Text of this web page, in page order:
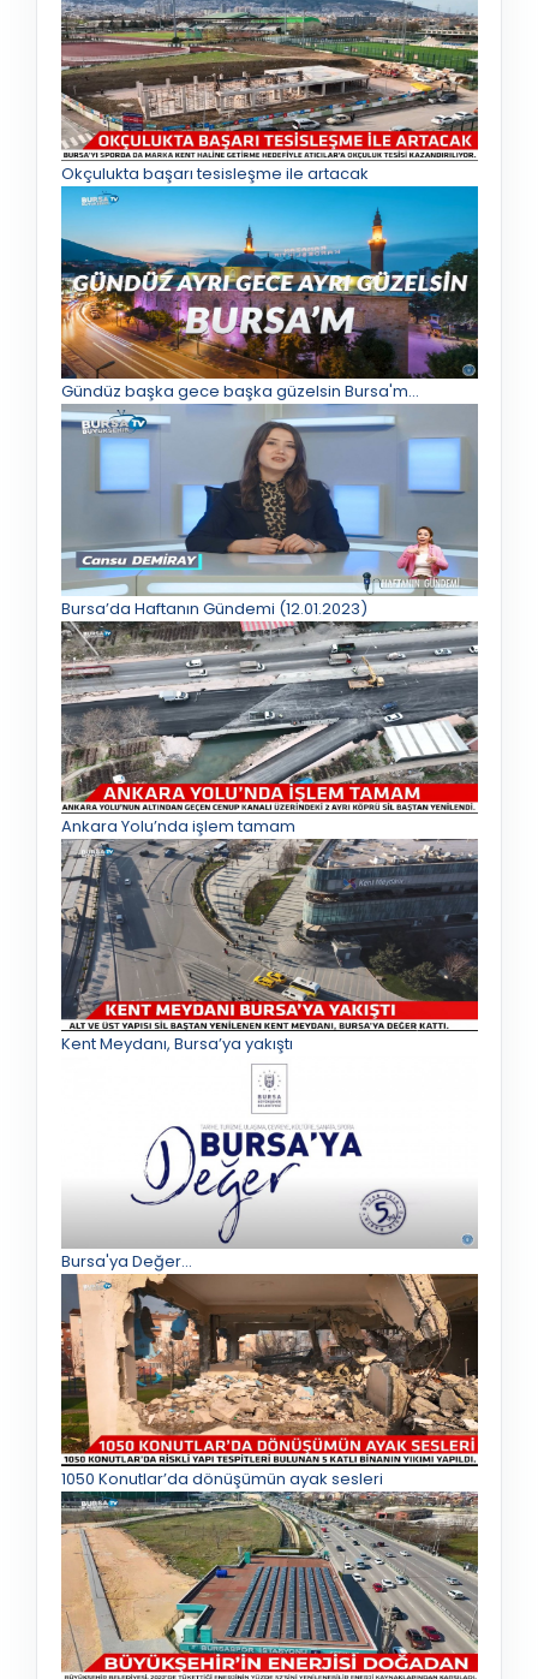
Okçulukta başarı tesisleşme ile artacak
Gündüz başka gece başka güzelsin Bursa'm...
Bursa’da Haftanın Gündemi (12.01.2023)
Ankara Yolu’nda işlem tamam
Kent Meydanı, Bursa’ya yakıştı
Bursa'ya Değer...
1050 Konutlar’da dönüşümün ayak sesleri